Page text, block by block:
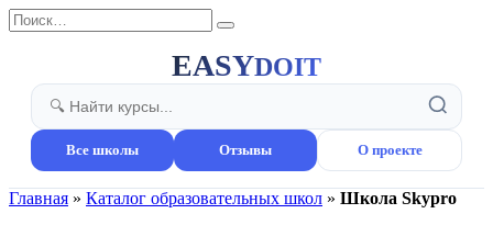
Перейти
к
Search
for:
EASYDOIT
Все школы Отзывы О проекте
Главная » Каталог образовательных школ » Школа Skypro